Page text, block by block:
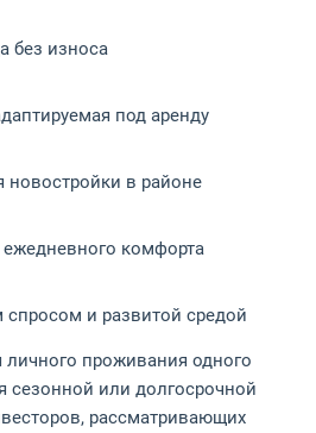
без износа
под аренду
новостройки в районе
ежедневного комфорта
и развитой средой
личного проживания одного
сезонной или долгосрочной
рассматривающих